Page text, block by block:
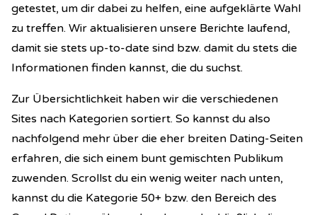
getestet, um dir dabei zu helfen, eine aufgeklärte Wahl
zu treffen. Wir aktualisieren unsere Berichte laufend,
damit sie stets up-to-date sind bzw. damit du stets die
Informationen finden kannst, die du suchst.
Zur Übersichtlichkeit haben wir die verschiedenen
Sites nach Kategorien sortiert. So kannst du also
nachfolgend mehr über die eher breiten Dating-Seiten
erfahren, die sich einem bunt gemischten Publikum
zuwenden. Scrollst du ein wenig weiter nach unten,
kannst du die Kategorie 50+ bzw. den Bereich des